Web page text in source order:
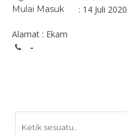
Mulai Masuk : 14 Juli 2020
Alamat : Ekam
-